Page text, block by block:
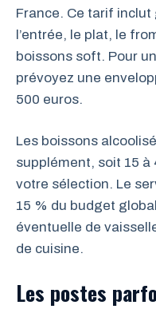
France. Ce tarif inclut
l’entrée, le plat, le
boissons soft. Pour
prévoyez une
500 euros.
Les boissons
supplément, soit 15 à
votre sélection. Le
15 % du budget
éventuelle de
de cuisine.
Les postes